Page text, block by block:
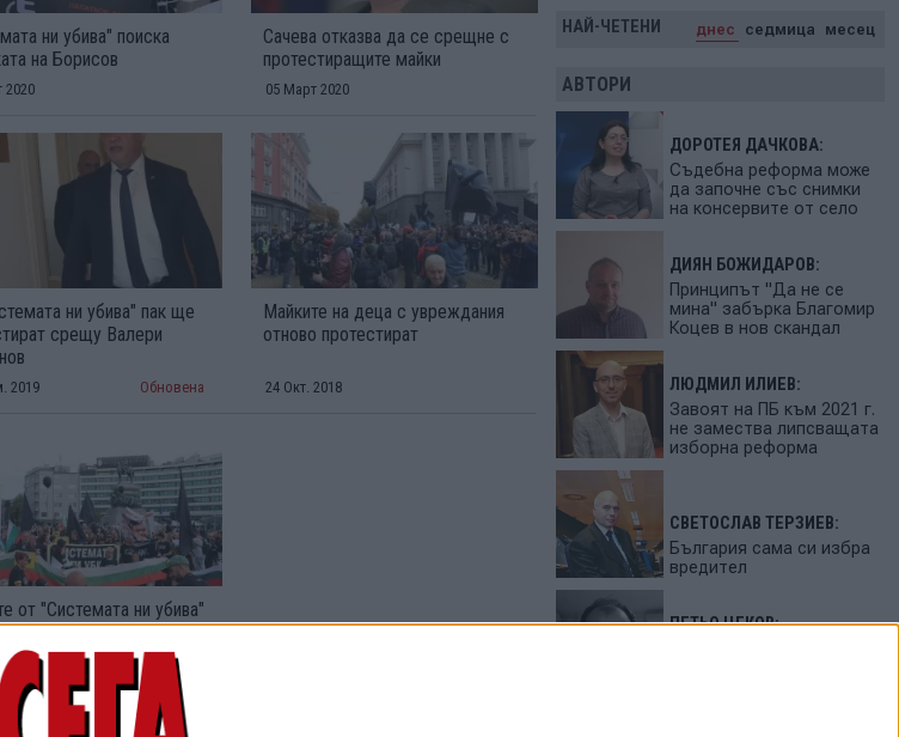
ни убива" поиска
на Борисов
2020
Сачева отказва да се срещне с
протестиращите майки
05 Март 2020
ни убива" пак ще
срещу Валери
2019 Обновена
Майките на деца с увреждания
отново протестират
24 Окт. 2018
от "Системата ни убива"
на нов протест
НАЙ-ЧЕТЕНИ днес седмица месец
АВТОРИ
ДОРОТЕЯ ДАЧКОВА:
Съдебна реформа може
да започне със снимки
на консервите от село
ДИЯН БОЖИДАРОВ:
Принципът "Да не се
мина" забърка Благомир
Коцев в нов скандал
ЛЮДМИЛ ИЛИЕВ:
Завоят на ПБ към 2021 г.
не замества липсващата
изборна реформа
СВЕТОСЛАВ ТЕРЗИЕВ:
България сама си избра
вредител
ПЕТЬО ЦЕКОВ: